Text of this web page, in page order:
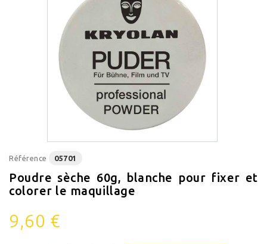
Référence 05701
Poudre sèche 60g, blanche pour fixer et
colorer le maquillage
9,60 €